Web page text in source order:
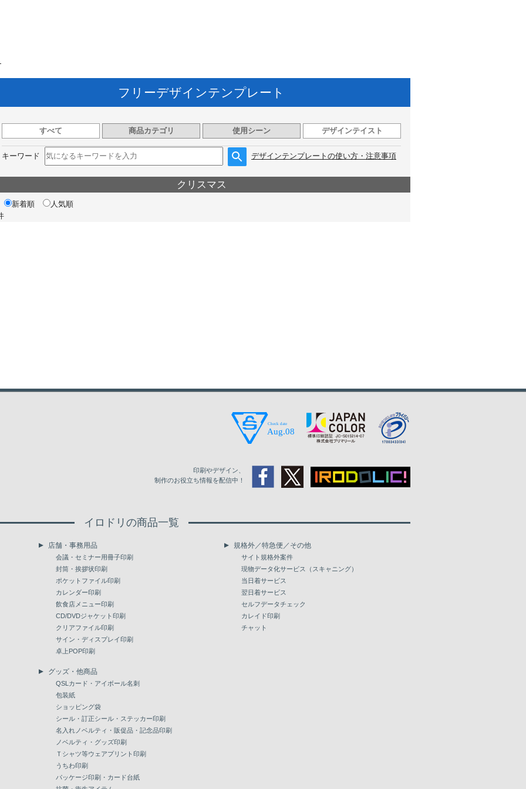
フリーデザインテンプレート
すべて 商品カテゴリ 使用シーン デザインテイスト
キーワード デザインテンプレートの使い方・注意事項
クリスマス
新着順
人気順
印刷やデザイン、
制作のお役立ち情報を配信中！
イロドリの商品一覧
店舗・事務用品
会議・セミナー用冊子印刷
封筒・挨拶状印刷
ポケットファイル印刷
カレンダー印刷
飲食店メニュー印刷
CD/DVDジャケット印刷
クリアファイル印刷
サイン・ディスプレイ印刷
卓上POP印刷
グッズ・他商品
QSLカード・アイボール名刺
包装紙
ショッピング袋
シール・訂正シール・ステッカー印刷
名入れノベルティ・販促品・記念品印刷
ノベルティ・グッズ印刷
Ｔシャツ等ウェアプリント印刷
うちわ印刷
パッケージ印刷・カード台紙
規格外／特急便／その他
サイト規格外案件
現物データ化サービス（スキャニング）
当日着サービス
翌日着サービス
セルフデータチェック
カレイド印刷
チャット